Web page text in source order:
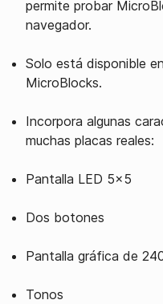
permite probar
navegador.
Solo está disponible
MicroBlocks.
Incorpora algunas
muchas placas reales:
Pantalla LED 5x5
Dos botones
Pantalla gráfica de
Tonos